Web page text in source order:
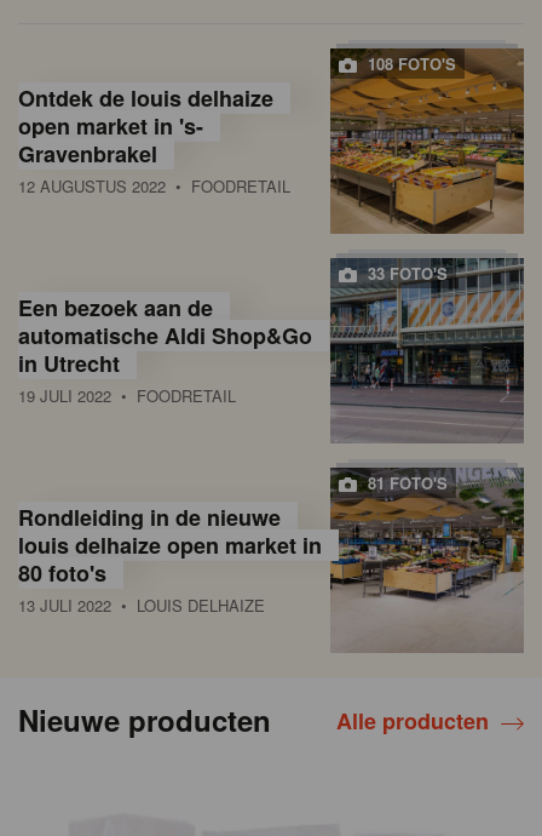
108 FOTO'S
Ontdek de louis delhaize
open market in 's-
Gravenbrakel
12 AUGUSTUS 2022 • FOODRETAIL
33 FOTO'S
Een bezoek aan de
automatische Aldi Shop&Go
in Utrecht
19 JULI 2022 • FOODRETAIL
81 FOTO'S
Rondleiding in de nieuwe
louis delhaize open market in
80 foto's
13 JULI 2022 • LOUIS DELHAIZE
Nieuwe producten Alle producten